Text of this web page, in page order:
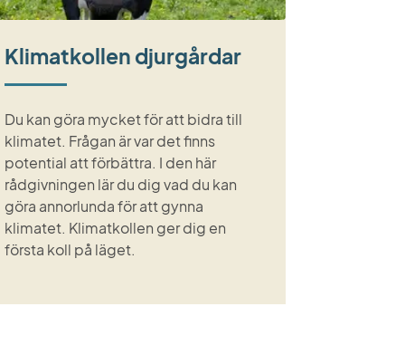
Klimatkollen djurgårdar
Du kan göra mycket för att bidra till
klimatet. Frågan är var det finns
potential att förbättra. I den här
rådgivningen lär du dig vad du kan
göra annorlunda för att gynna
klimatet. Klimatkollen ger dig en
första koll på läget.